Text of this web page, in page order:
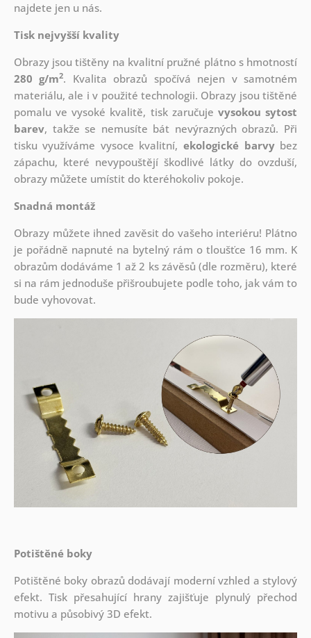
najdete jen u nás.
Tisk nejvyšší kvality
Obrazy jsou tištěny na kvalitní pružné plátno s hmotností
280 g/m2. Kvalita obrazů spočívá nejen v samotném
materiálu, ale i v použité technologii. Obrazy jsou tištěné
pomalu ve vysoké kvalitě, tisk zaručuje vysokou sytost
barev, takže se nemusíte bát nevýrazných obrazů. Při
tisku využíváme vysoce kvalitní,ekologické barvybez
zápachu, které nevypouštějí škodlivé látky do ovzduší,
obrazy můžete umístit do kteréhokoliv pokoje.
Snadná montáž
Obrazy můžete ihned zavěsit do vašeho interiéru! Plátno
je pořádně napnuté na bytelný rám o tloušťce 16 mm. K
obrazům dodáváme 1 až 2 ks závěsů (dle rozměru), které
si na rám jednoduše přišroubujete podle toho, jak vám to
bude vyhovovat.
Potištěné boky
Potištěné boky obrazů dodávají moderní vzhled a stylový
efekt. Tisk přesahující hrany zajišťuje plynulý přechod
motivu a působivý 3D efekt.